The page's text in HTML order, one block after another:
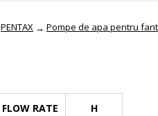
PENTAX → Pompe de apa pentru
FLOW RATE
H